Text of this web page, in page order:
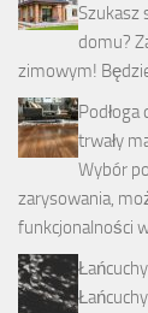
Szukasz
domu?
zimowym!
trwały
Wybór
zarysowania,
funkcjonalności